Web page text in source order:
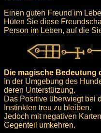
Einen guten Freund im
Hüten Sie diese
Person im Leben, auf die
Die magische Bedeutung
In der Umgebung des
deren Unterstützung.
Das Positive überwiegt bei
Instinkten treu zu bleiben.
Jedoch mit negativen
Gegenteil umkehren.